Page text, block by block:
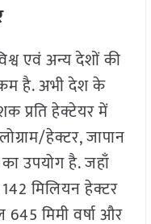
एवं अन्य देशों की
है. अभी देश के
प्रति हेक्टेयर में
हेक्टर, जापान
उपयोग है. जहाँ
मिलियन हेक्टर
मिमी वर्षा और